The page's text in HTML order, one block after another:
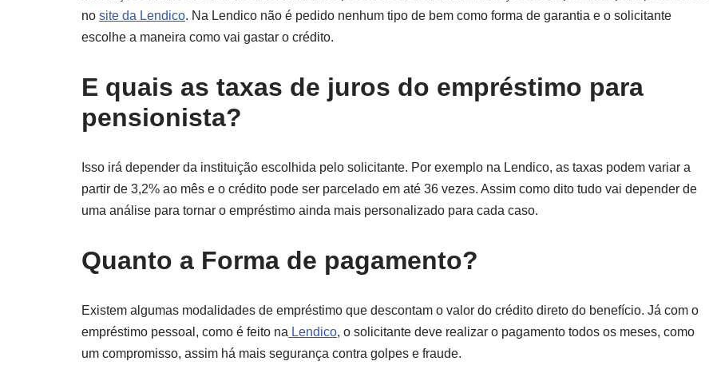
no site da Lendico. Na Lendico não é pedido nenhum tipo de bem como forma de garantia e o solicitante
escolhe a maneira como vai gastar o crédito.
E quais as taxas de juros do empréstimo para
pensionista?
Isso irá depender da instituição escolhida pelo solicitante. Por exemplo na Lendico, as taxas podem variar a
partir de 3,2% ao mês e o crédito pode ser parcelado em até 36 vezes. Assim como dito tudo vai depender de
uma análise para tornar o empréstimo ainda mais personalizado para cada caso.
Quanto a Forma de pagamento?
Existem algumas modalidades de empréstimo que descontam o valor do crédito direto do benefício. Já com o
empréstimo pessoal, como é feito na Lendico, o solicitante deve realizar o pagamento todos os meses, como
um compromisso, assim há mais segurança contra golpes e fraude.